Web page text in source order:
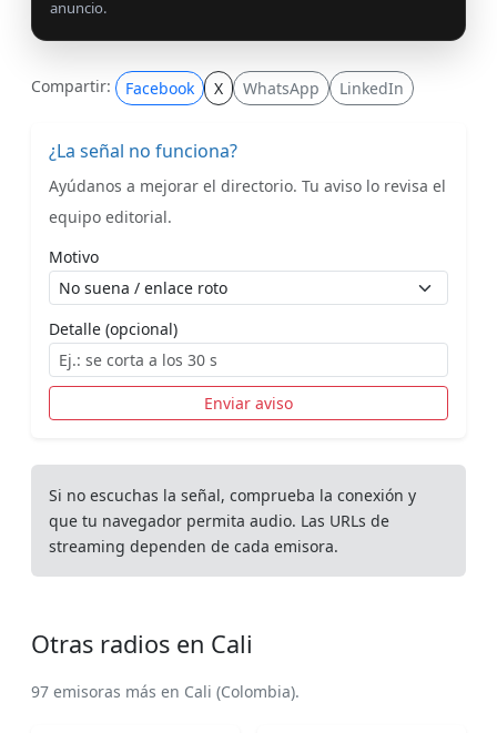
anuncio.
Compartir: Facebook X WhatsApp LinkedIn
¿La señal no funciona?
Ayúdanos a mejorar el directorio. Tu aviso lo revisa el
equipo editorial.
Motivo
Detalle (opcional)
Enviar aviso
Si no escuchas la señal, comprueba la conexión y
que tu navegador permita audio. Las URLs de
streaming dependen de cada emisora.
Otras radios en Cali
97 emisoras más en Cali (Colombia).